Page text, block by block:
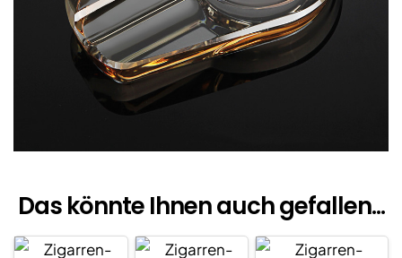
Das könnte Ihnen auch gefallen...